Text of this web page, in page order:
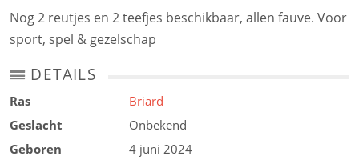
Nog 2 reutjes en 2 teefjes beschikbaar, allen fauve. Voor
sport, spel & gezelschap
DETAILS
Ras
Briard
Geslacht
Onbekend
Geboren
4 juni 2024